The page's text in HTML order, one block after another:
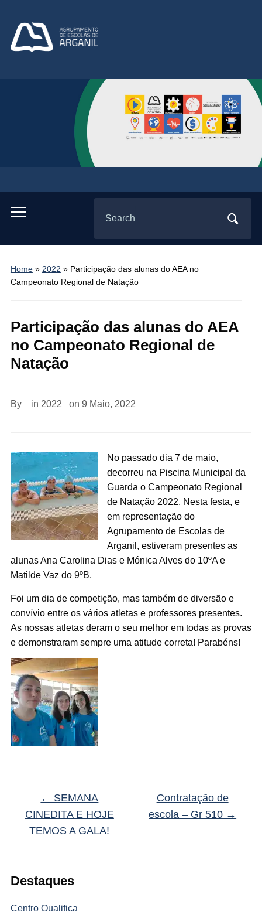
Toggle
menu
for:
Home» 2022 » Participação das alunas do AEA no
Campeonato Regional de Natação
Destaques
Centro Qualifica
Participação das alunas do AEA
no Campeonato Regional de
Natação
By in 2022 on 9 Maio, 2022
No passado dia 7 de maio,
decorreu na Piscina Municipal da
Guarda o Campeonato Regional
de Natação 2022. Nesta festa, e
em representação do
Agrupamento de Escolas de
Arganil, estiveram presentes as
alunas Ana Carolina Dias e Mónica Alves do 10ºA e
Matilde Vaz do 9ºB.
Foi um dia de competição, mas também de diversão e
convívio entre os vários atletas e professores presentes.
As nossas atletas deram o seu melhor em todas as provas
e demonstraram sempre uma atitude correta! Parabéns!
← SEMANA
CINEDITA E HOJE
TEMOS A GALA!
Contratação de
escola – Gr 510 →